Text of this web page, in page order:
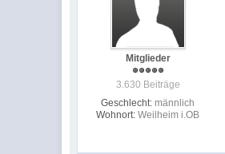
Mitglieder
3.630 Beiträge
Geschlecht: männlich
Wohnort: Weilheim i.OB